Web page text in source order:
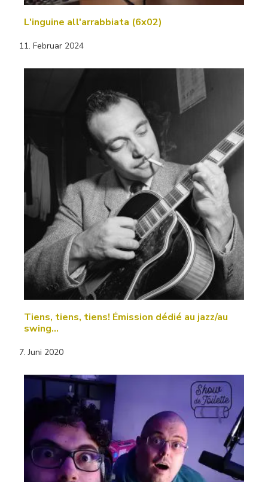
L'inguine all'arrabbiata (6x02)
11. Februar 2024
Tiens, tiens, tiens! Émission dédié au jazz/au
swing…
7. Juni 2020